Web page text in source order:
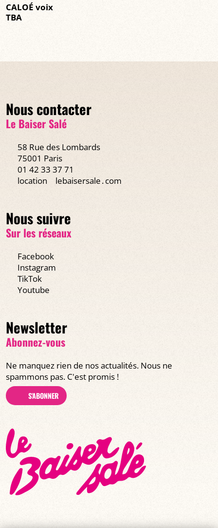
CALOÉ voix
TBA
Nous contacter
Le Baiser Salé
58 Rue des Lombards
75001 Paris
01 42 33 37 71
location
lebaisersale․com
Nous suivre
Sur les réseaux
Facebook
Instagram
TikTok
Youtube
Newsletter
Abonnez-vous
Ne manquez rien de nos actualités. Nous ne
spammons pas. C'est promis !
S'ABONNER